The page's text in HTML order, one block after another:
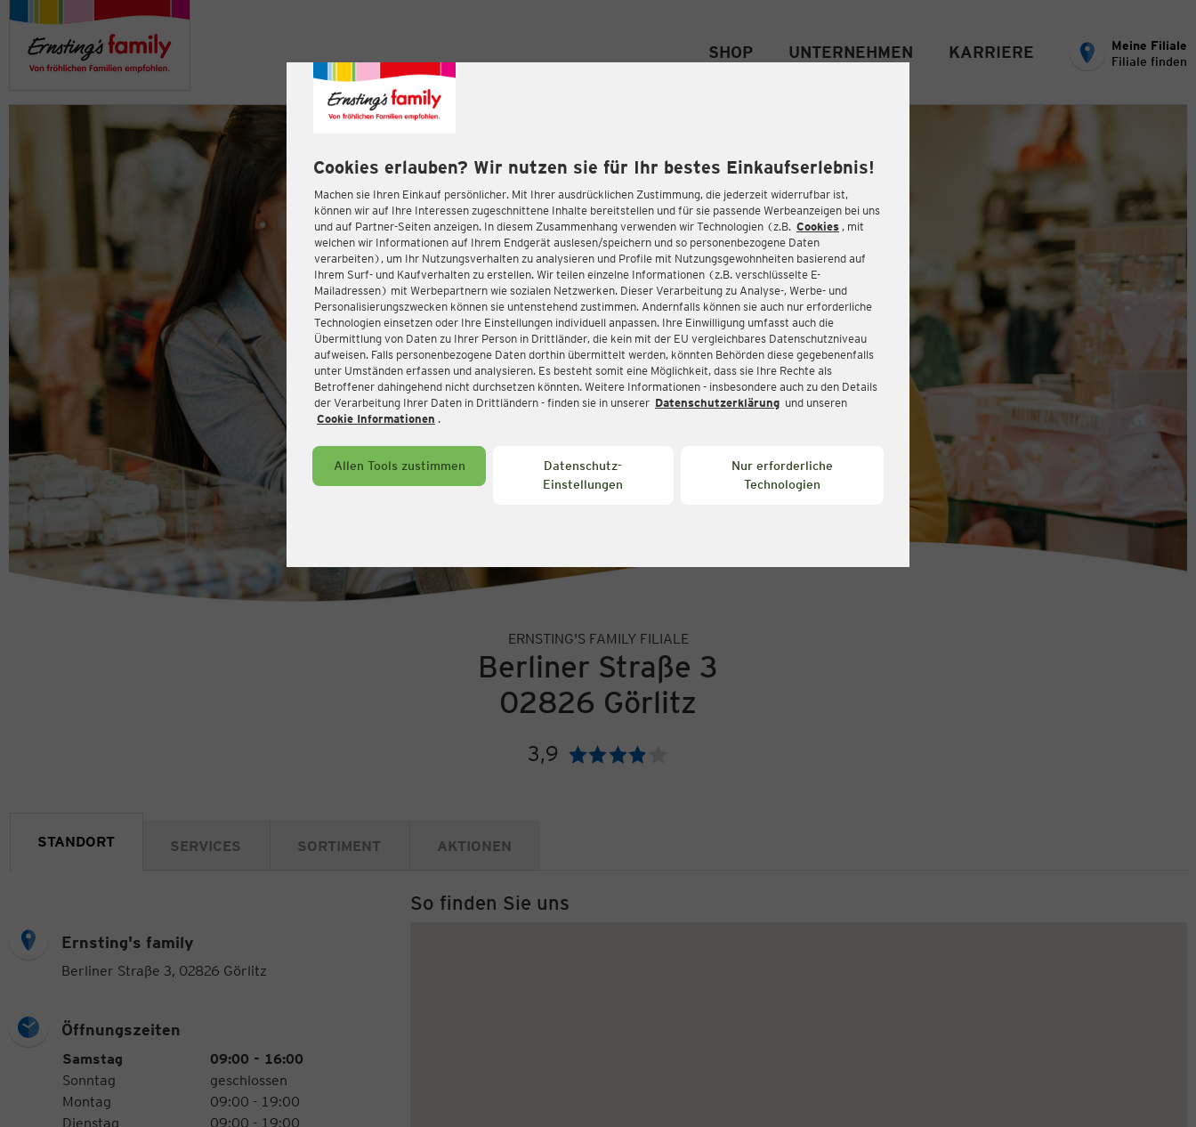
Cookies erlauben? Wir nutzen sie für Ihr bestes Einkaufserlebnis!
Machen sie Ihren Einkauf persönlicher. Mit Ihrer ausdrücklichen Zustimmung, die jederzeit widerrufbar ist,
können wir auf Ihre Interessen zugeschnittene Inhalte bereitstellen und für sie passende Werbeanzeigen bei uns
und auf Partner-Seiten anzeigen. In diesem Zusammenhang verwenden wir Technologien (z.B. Cookies , mit
welchen wir Informationen auf Ihrem Endgerät auslesen/speichern und so personenbezogene Daten
verarbeiten), um Ihr Nutzungsverhalten zu analysieren und Profile mit Nutzungsgewohnheiten basierend auf
Ihrem Surf- und Kaufverhalten zu erstellen. Wir teilen einzelne Informationen (z.B. verschlüsselte E-
Mailadressen) mit Werbepartnern wie sozialen Netzwerken. Dieser Verarbeitung zu Analyse-, Werbe- und
Personalisierungszwecken können sie untenstehend zustimmen. Andernfalls können sie auch nur erforderliche
Technologien einsetzen oder Ihre Einstellungen individuell anpassen. Ihre Einwilligung umfasst auch die
Übermittlung von Daten zu Ihrer Person in Drittländer, die kein mit der EU vergleichbares Datenschutzniveau
aufweisen. Falls personenbezogene Daten dorthin übermittelt werden, könnten Behörden diese gegebenenfalls
unter Umständen erfassen und analysieren. Es besteht somit eine Möglichkeit, dass sie Ihre Rechte als
Betroffener dahingehend nicht durchsetzen könnten. Weitere Informationen - insbesondere auch zu den Details
der Verarbeitung Ihrer Daten in Drittländern - finden sie in unserer Datenschutzerklärung und unseren
Cookie Informationen .
Allen Tools zustimmen
Datenschutz-
Einstellungen
Nur erforderliche
Technologien
SHOP UNTERNEHMEN KARRIERE
Meine Filiale
Filiale finden
ERNSTING'S FAMILY FILIALE
Berliner Straße 3
02826 Görlitz
3,9 Bewertung:
STANDORT SERVICES SORTIMENT AKTIONEN
Ernsting's family
Berliner Straße 3, 02826 Görlitz
Öffnungszeiten
Öffnungszeiten
Wochentag
Samstag
09:00 - 16:00
Sonntag
geschlossen
Montag
09:00 - 19:00
Dienstag
09:00 - 19:00
So finden Sie uns